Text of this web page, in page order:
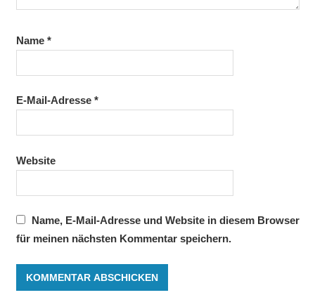
Name *
E-Mail-Adresse *
Website
Name, E-Mail-Adresse und Website in diesem Browser
für meinen nächsten Kommentar speichern.